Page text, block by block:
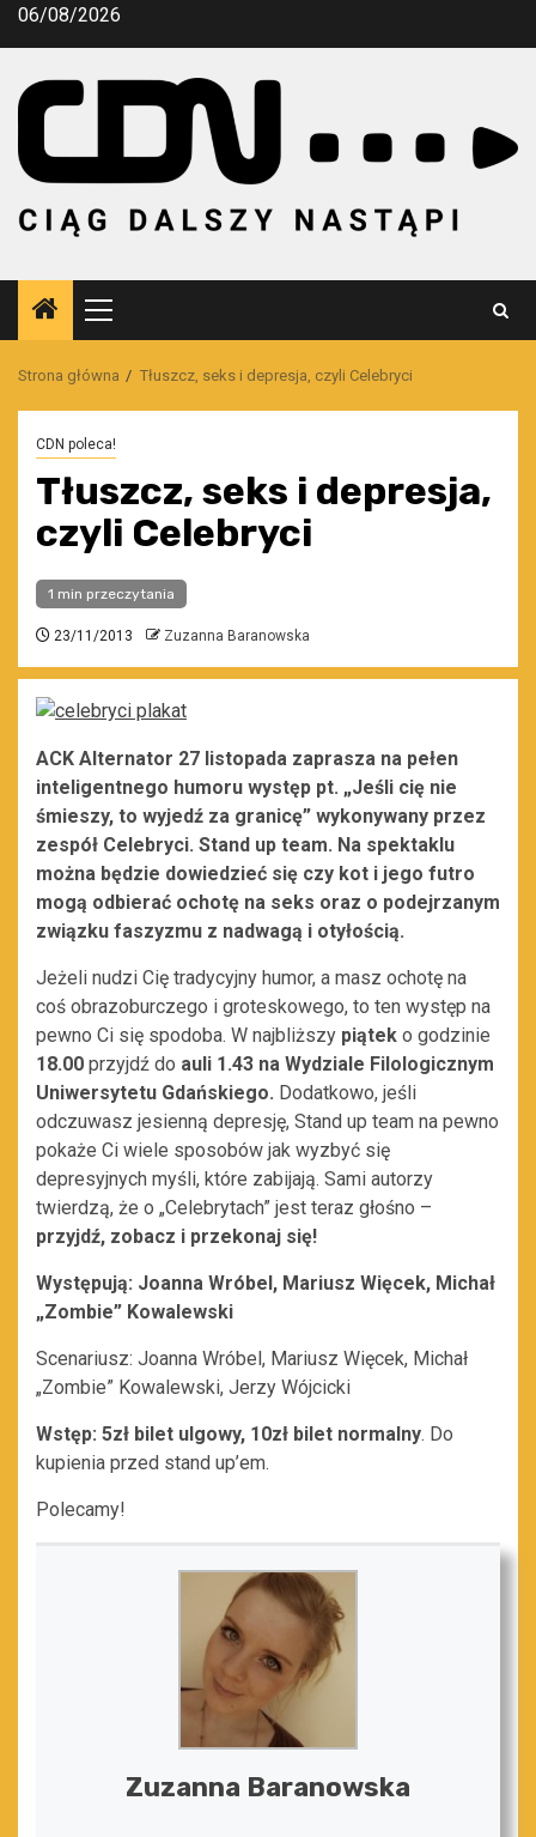
Przejdź
06/08/2026
Menu
główne
Strona główna Tłuszcz, seks i depresja, czyli Celebryci
CDN poleca!
Tłuszcz, seks i depresja,
czyli Celebryci
1 min przeczytania
23/11/2013 Zuzanna Baranowska
ACK Alternator 27 listopada zaprasza na pełen
inteligentnego humoru występ pt. „Jeśli cię nie
śmieszy, to wyjedź za granicę” wykonywany przez
zespół Celebryci. Stand up team. Na spektaklu
można będzie dowiedzieć się czy kot i jego futro
mogą odbierać ochotę na seks oraz o podejrzanym
związku faszyzmu z nadwagą i otyłością.
Jeżeli nudzi Cię tradycyjny humor, a masz ochotę na
coś obrazoburczego i groteskowego, to ten występ na
pewno Ci się spodoba. W najbliższy piątek o godzinie
18.00 przyjdź do auli 1.43 na Wydziale Filologicznym
Uniwersytetu Gdańskiego. Dodatkowo, jeśli
odczuwasz jesienną depresję, Stand up team na pewno
pokaże Ci wiele sposobów jak wyzbyć się
depresyjnych myśli, które zabijają. Sami autorzy
twierdzą, że o „Celebrytach” jest teraz głośno –
przyjdź, zobacz i przekonaj się!
Występują: Joanna Wróbel, Mariusz Więcek, Michał
„Zombie” Kowalewski
Scenariusz: Joanna Wróbel, Mariusz Więcek, Michał
„Zombie” Kowalewski, Jerzy Wójcicki
Wstęp: 5zł bilet ulgowy, 10zł bilet normalny. Do
kupienia przed stand up’em.
Polecamy!
Zuzanna Baranowska